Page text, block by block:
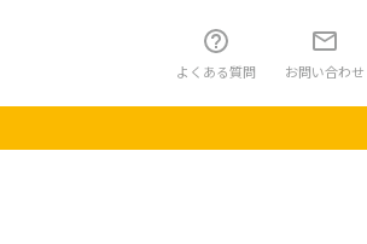
よくある質問 お問い合わせ